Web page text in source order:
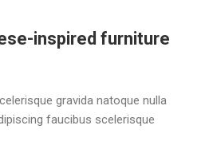
inspired furniture
gravida natoque nulla
faucibus scelerisque